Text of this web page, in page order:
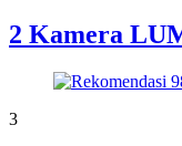
2 Kamera
3